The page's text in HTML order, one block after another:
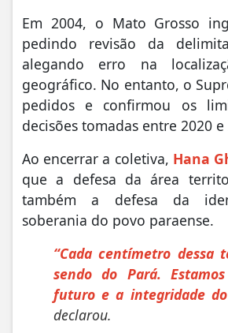
Em 2004, o Mato Grosso
pedindo revisão da
alegando erro na
geográfico. No entanto, o
pedidos e confirmou os
decisões tomadas entre 2020 e
Ao encerrar a coletiva, Hana
que a defesa da área
também a defesa da
soberania do povo paraense.
“Cada centímetro dessa
sendo do Pará.
futuro e a integridade do
declarou.